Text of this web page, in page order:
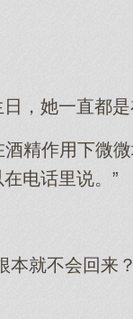
，她一直都是
精作用下微
电话里说。”
就不会回来